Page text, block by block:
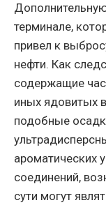
терминале,
привел к
нефти. Как
содержащие
иных ядовитых
подобные
ароматических
соединений,
сути могут